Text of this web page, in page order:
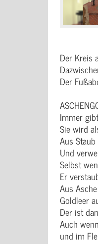
Der Kreis
Der
Immer
Sie wird
Aus
Und
Selbst
Er
Aus
Goldleer
Der ist
Auch
und im